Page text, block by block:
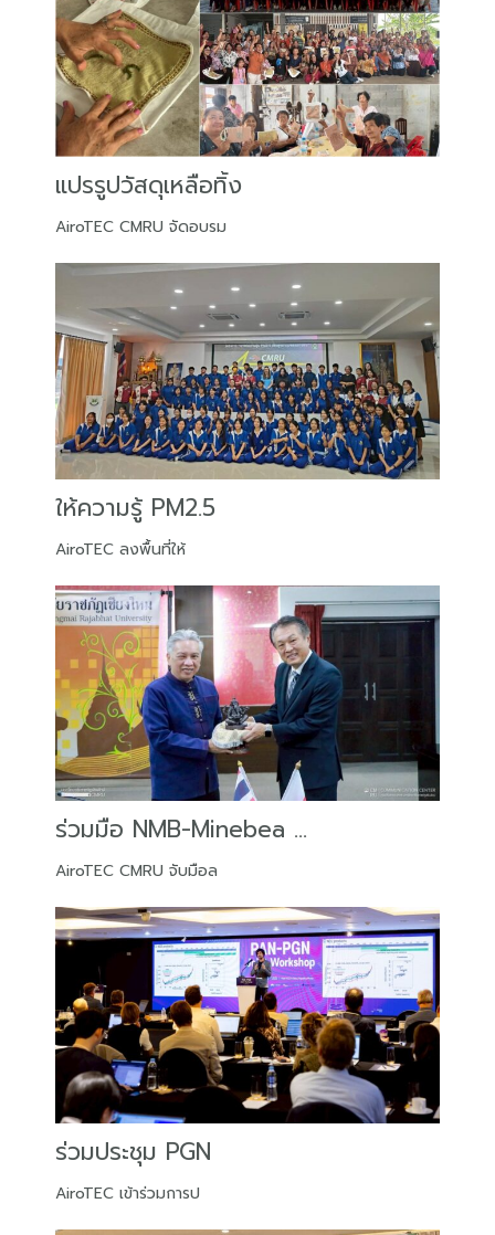
แปรรูปวัสดุเหลือทิ้ง
AiroTEC CMRU จัดอบรม
ให้ความรู้ PM2.5
AiroTEC ลงพื้นที่ให้
ร่วมมือ NMB-Minebea ...
AiroTEC CMRU จับมือล
ร่วมประชุม PGN
AiroTEC เข้าร่วมการป